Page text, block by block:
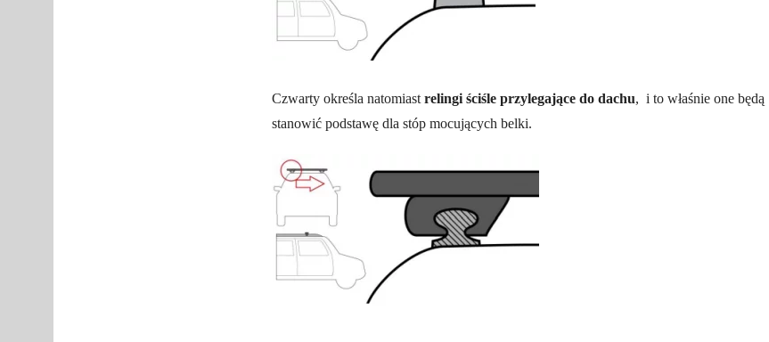
Czwarty określa natomiastrelingi ściśle przylegające do dachu, i to właśnie one będą
stanowić podstawę dla stóp mocujących belki.